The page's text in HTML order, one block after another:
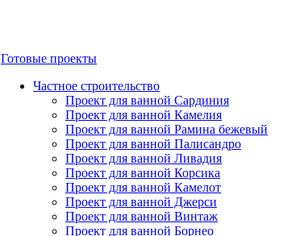
Готовые проекты
Частное строительство
Проект для ванной Сардиния
Проект для ванной Камелия
Проект для ванной Рамина бежевый
Проект для ванной Палисандро
Проект для ванной Ливадия
Проект для ванной Корсика
Проект для ванной Камелот
Проект для ванной Джерси
Проект для ванной Винтаж
Проект для ванной Борнео